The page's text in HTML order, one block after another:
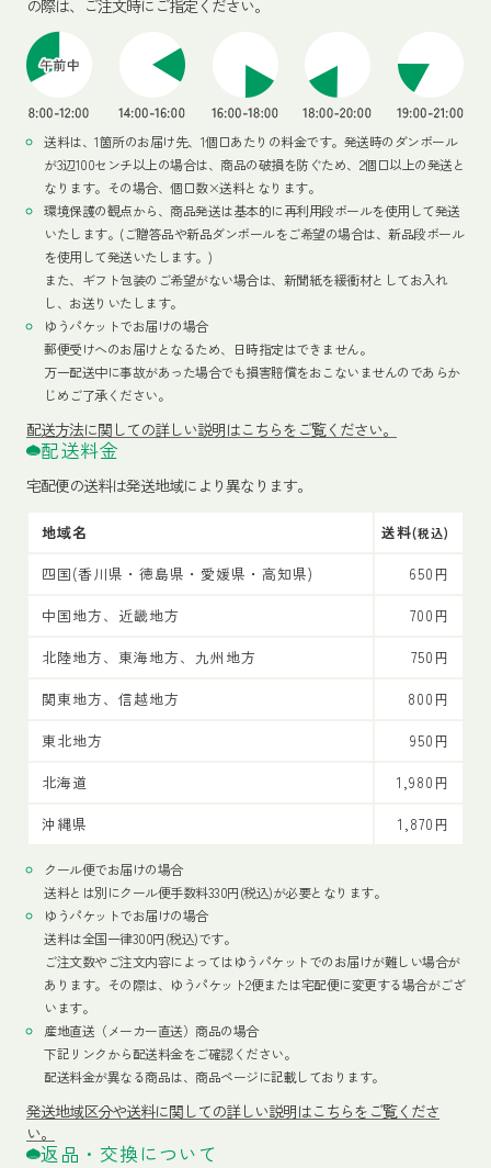
の際は、ご注文時にご指定ください。
送料は、1箇所のお届け先、1個口あたりの料金です。発送時のダンボール
が3辺100センチ以上の場合は、商品の破損を防ぐため、2個口以上の発送と
なります。その場合、個口数×送料となります。
環境保護の観点から、商品発送は基本的に再利用段ボールを使用して発送
いたします。(ご贈答品や新品ダンボールをご希望の場合は、新品段ボール
を使用して発送いたします。)
また、ギフト包装のご希望がない場合は、新聞紙を緩衝材としてお入れ
し、お送りいたします。
ゆうパケットでお届けの場合
郵便受けへのお届けとなるため、日時指定はできません。
万一配送中に事故があった場合でも損害賠償をおこないませんのであらか
じめご了承ください。
配送方法に関しての詳しい説明はこちらをご覧ください。
配送料金
宅配便の送料は発送地域により異なります。
地域名 送料(税込)
四国(香川県・徳島県・愛媛県・高知県)
650円
中国地方、近畿地方
700円
北陸地方、東海地方、九州地方
750円
関東地方、信越地方
800円
東北地方
950円
北海道
1,980円
沖縄県
1,870円
クール便でお届けの場合
送料とは別にクール便手数料330円(税込)が必要となります。
ゆうパケットでお届けの場合
送料は全国一律300円(税込)です。
ご注文数やご注文内容によってはゆうパケットでのお届けが難しい場合が
あります。その際は、ゆうパケット2便または宅配便に変更する場合がござ
います。
産地直送（メーカー直送）商品の場合
下記リンクから配送料金をご確認ください。
配送料金が異なる商品は、商品ページに記載しております。
発送地域区分や送料に関しての詳しい説明はこちらをご覧くださ
い。
返品・交換について